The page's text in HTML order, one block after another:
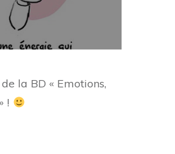
la BD « Emotions,
!